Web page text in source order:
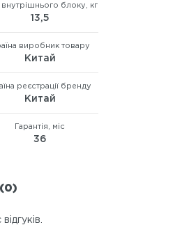
внутрішнього блоку, кг
13,5
виробник товару
Китай
реєстрації бренду
Китай
Гарантія, міс
36
(0)